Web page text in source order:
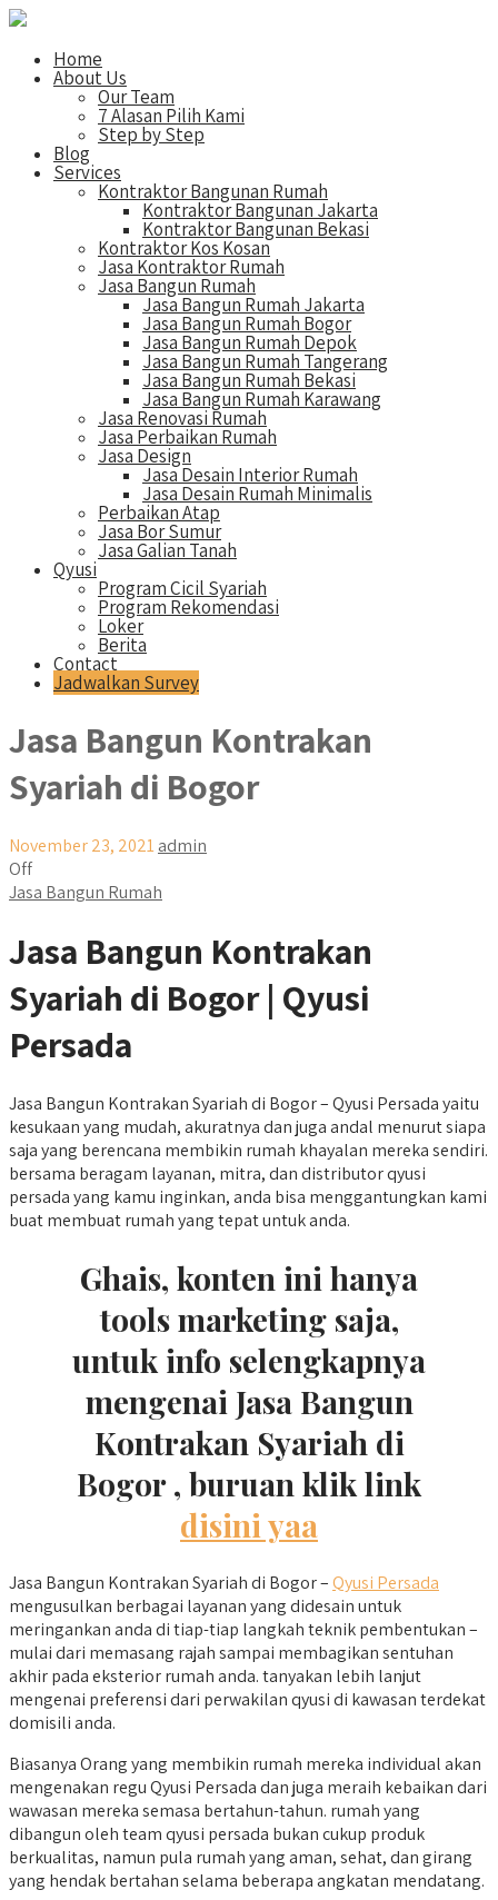
Home
About Us
Our Team
7 Alasan Pilih Kami
Step by Step
Blog
Services
Kontraktor Bangunan Rumah
Kontraktor Bangunan Jakarta
Kontraktor Bangunan Bekasi
Kontraktor Kos Kosan
Jasa Kontraktor Rumah
Jasa Bangun Rumah
Jasa Bangun Rumah Jakarta
Jasa Bangun Rumah Bogor
Jasa Bangun Rumah Depok
Jasa Bangun Rumah Tangerang
Jasa Bangun Rumah Bekasi
Jasa Bangun Rumah Karawang
Jasa Renovasi Rumah
Jasa Perbaikan Rumah
Jasa Design
Jasa Desain Interior Rumah
Jasa Desain Rumah Minimalis
Perbaikan Atap
Jasa Bor Sumur
Jasa Galian Tanah
Qyusi
Program Cicil Syariah
Program Rekomendasi
Loker
Berita
Contact
Jadwalkan Survey
Jasa Bangun Kontrakan
Syariah di Bogor
November 23, 2021admin
Off
Jasa Bangun Rumah
Jasa Bangun Kontrakan
Syariah di Bogor | Qyusi
Persada
Jasa Bangun Kontrakan Syariah di Bogor – Qyusi Persada yaitu
kesukaan yang mudah, akuratnya dan juga andal menurut siapa
saja yang berencana membikin rumah khayalan mereka sendiri.
bersama beragam layanan, mitra, dan distributor qyusi
persada yang kamu inginkan, anda bisa menggantungkan kami
buat membuat rumah yang tepat untuk anda.
Ghais, konten ini hanya
tools marketing saja,
untuk info selengkapnya
mengenai Jasa Bangun
Kontrakan Syariah di
Bogor , buruan klik link
disini yaa
Jasa Bangun Kontrakan Syariah di Bogor –Qyusi Persada
mengusulkan berbagai layanan yang didesain untuk
meringankan anda di tiap-tiap langkah teknik pembentukan –
mulai dari memasang rajah sampai membagikan sentuhan
akhir pada eksterior rumah anda. tanyakan lebih lanjut
mengenai preferensi dari perwakilan qyusi di kawasan terdekat
domisili anda.
Biasanya Orang yang membikin rumah mereka individual akan
mengenakan regu Qyusi Persada dan juga meraih kebaikan dari
wawasan mereka semasa bertahun-tahun. rumah yang
dibangun oleh team qyusi persada bukan cukup produk
berkualitas, namun pula rumah yang aman, sehat, dan girang
yang hendak bertahan selama beberapa angkatan mendatang.